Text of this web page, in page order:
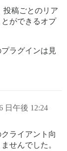
投稿ごとのリア
ができるオプ
ラグインは見
日午後 12:24
ライアント向
せんでした。